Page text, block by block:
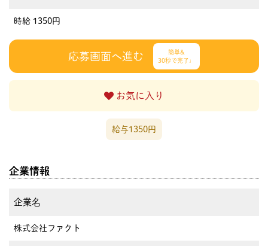
時給 1350円
応募画面へ進む
簡単&
30秒で完了♩
お気に入り
給与1350円
企業情報
企業名
株式会社ファクト